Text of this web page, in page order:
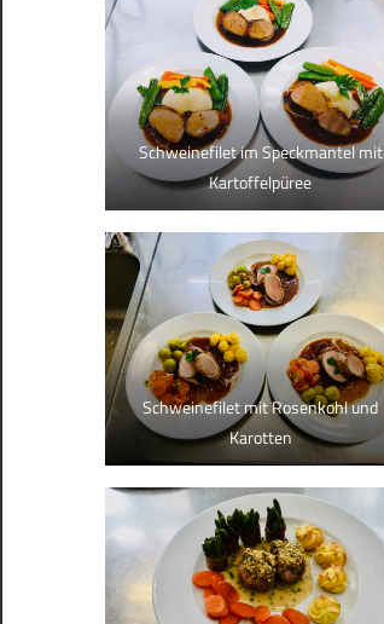
Schweinefilet im Speckmantel mit
Kartoffelpüree
Schweinefilet mit Rosenkohl und
Karotten